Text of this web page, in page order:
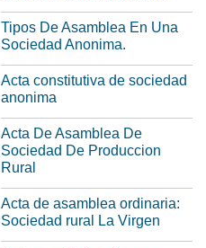
Tipos De Asamblea En Una
Sociedad Anonima.
Acta constitutiva de sociedad
anonima
Acta De Asamblea De
Sociedad De Produccion
Rural
Acta de asamblea ordinaria:
Sociedad rural La Virgen